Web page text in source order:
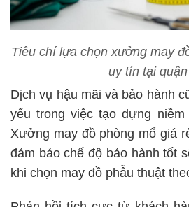
Tiêu chí lựa chọn xưởng may
uy tín tại
Dịch vụ hậu mãi và bảo hành
yếu trong việc tạo dựng
Xưởng may đồ phòng mổ giá
đảm bảo chế độ bảo hành tốt
khi chọn may đồ phẫu thuật